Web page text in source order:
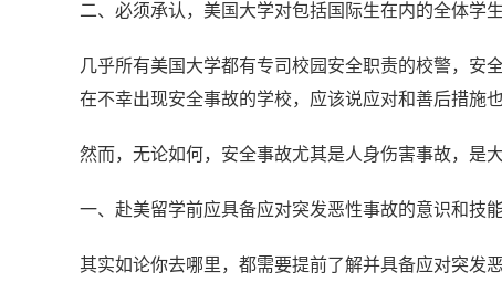
二、必须承认，美国大学对包括国际生在内的全体学
几乎所有美国大学都有专司校园安全职责的校警，安
在不幸出现安全事故的学校，应该说应对和善后措施也
然而，无论如何，安全事故尤其是人身伤害事故，是
一、赴美留学前应具备应对突发恶性事故的意识和技
其实如论你去哪里，都需要提前了解并具备应对突发